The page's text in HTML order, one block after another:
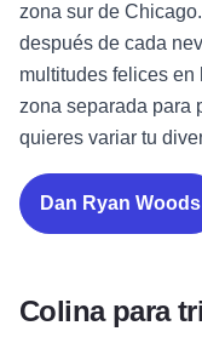
zona sur de
después de cada
multitudes felices
zona separada para
quieres variar tu
Dan Ryan Woods
Colina para